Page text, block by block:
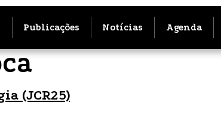
Publicações Notícias Agenda
(JCR25)